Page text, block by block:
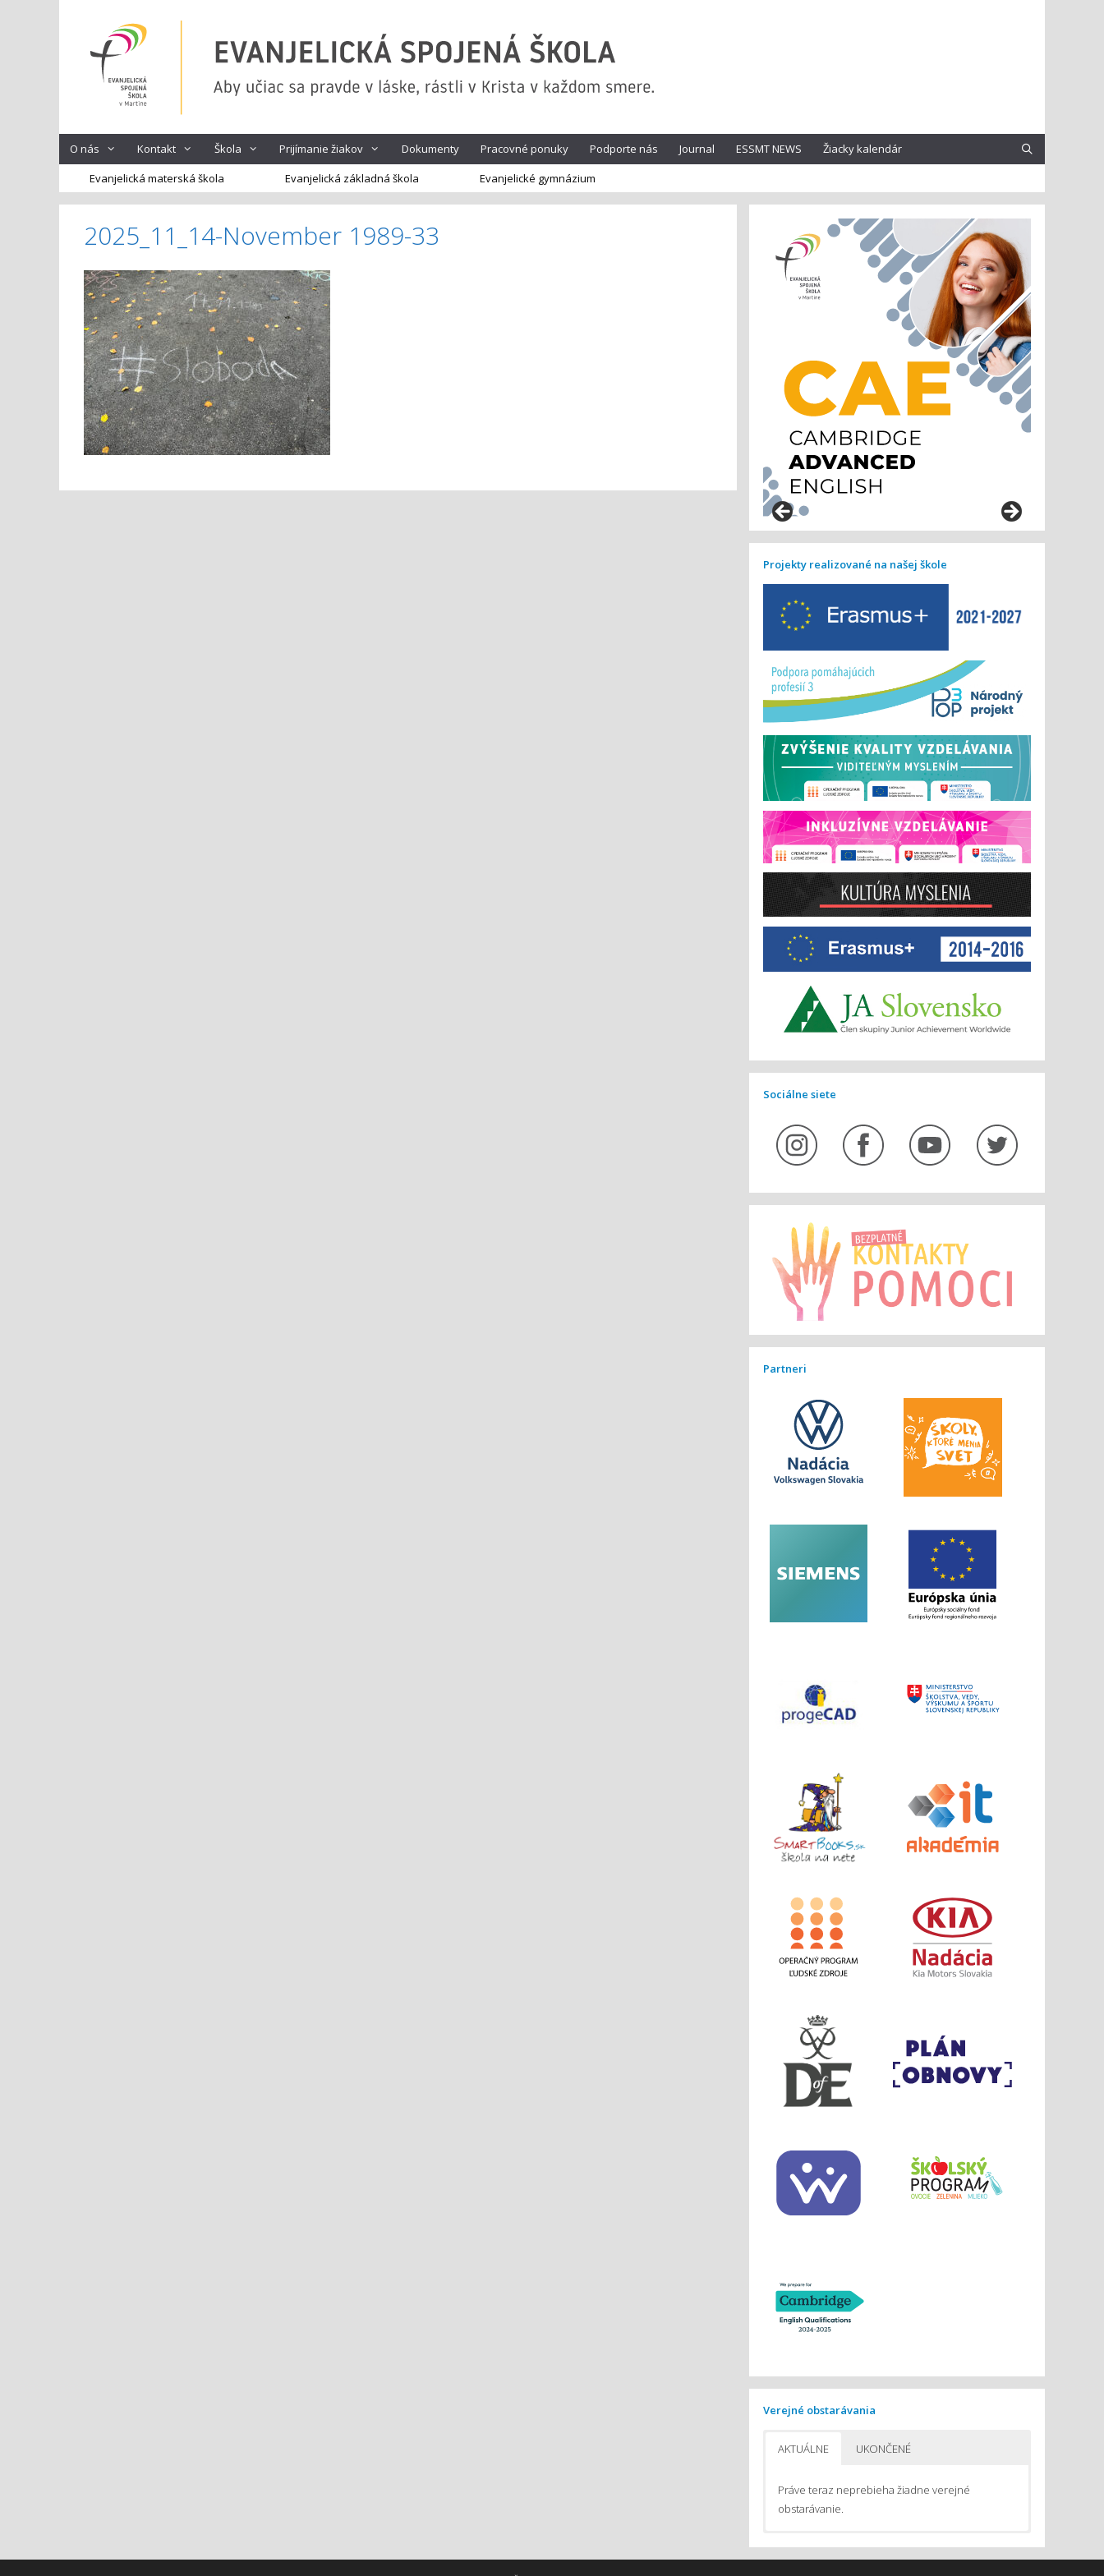
O nás Kontakt Škola Prijímanie žiakov Dokumenty Pracovné ponuky Podporte nás Journal ESSMT NEWS
Žiacky kalendár
Evanjelická materská škola
Evanjelická základná škola Evanjelické gymnázium
2025_11_14-November 1989-33
Projekty realizované na našej škole
Sociálne siete
Partneri
Verejné obstarávania
AKTUÁLNE UKONČENÉ
Práve teraz neprebieha žiadne verejné
obstarávanie.